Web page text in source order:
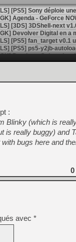
Agenda - GeForce
Devolver Digital en a
[PS5] ps5-y2jb-
Pourquoi Marvel
[GK] Test : Restory : Chill
[GK] GTA 6 : Rockstar
[GK] Hot Wheels Infinite
[GK] Mémoire cash -
[GK] Résultats Nintendo :
Déjà des
Brickboy cherche à
Minecraft et ses «
[GK] Beast of
[GK] Ubisoft : fin de partie
[GK] Mémoire cash -
Dan Houser (GTA)
[GK] Comment EA Sports
[GK] Crimson Moon : un
[GK] Isle of Reveries : le
[GK] Moonlighter 2 : The
[GK] Capcom relance
:
Blinky (which is
is really buggy) and
bugs here and
0
avec *